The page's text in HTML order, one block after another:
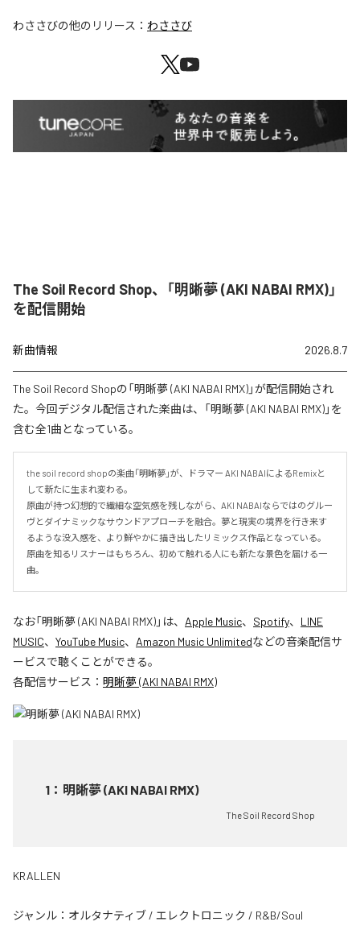
わささびの他のリリース： わささび
The Soil Record Shop、「明晰夢 (AKI NABAI RMX)」
を配信開始
新曲情報 2026.8.7
The Soil Record Shopの「明晰夢 (AKI NABAI RMX)」が配信開始され
た。今回デジタル配信された楽曲は、「明晰夢 (AKI NABAI RMX)」を
含む全1曲となっている。
the soil record shopの楽曲「明晰夢」が、ドラマー AKI NABAIによるRemixと
して新たに生まれ変わる。
原曲が持つ幻想的で繊細な空気感を残しながら、AKI NABAIならではのグルー
ヴとダイナミックなサウンドアプローチを融合。夢と現実の境界を行き来す
るような没入感を、より鮮やかに描き出したリミックス作品となっている。
原曲を知るリスナーはもちろん、初めて触れる人にも新たな景色を届ける一
曲。
なお「明晰夢 (AKI NABAI RMX)」は、 Apple Music、 Spotify、 LINE
MUSIC、 YouTube Music、 Amazon Music Unlimitedなどの音楽配信サ
ービスで聴くことができる。
各配信サービス： 明晰夢 (AKI NABAI RMX)
1 ： 明晰夢 (AKI NABAI RMX)
The Soil Record Shop
KRALLEN
ジャンル： オルタナティブ / エレクトロニック / R&B/Soul